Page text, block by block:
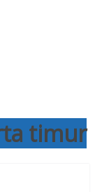
timur